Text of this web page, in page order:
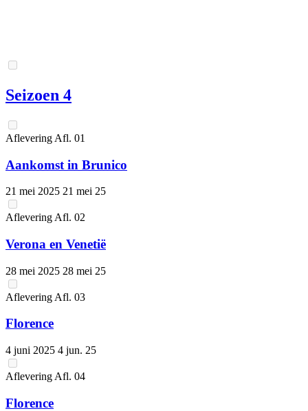
Seizoen 4
Aflevering Afl. 01
Aankomst in Brunico
21 mei 2025 21 mei 25
Aflevering Afl. 02
Verona en Venetië
28 mei 2025 28 mei 25
Aflevering Afl. 03
Florence
4 juni 2025 4 jun. 25
Aflevering Afl. 04
Florence